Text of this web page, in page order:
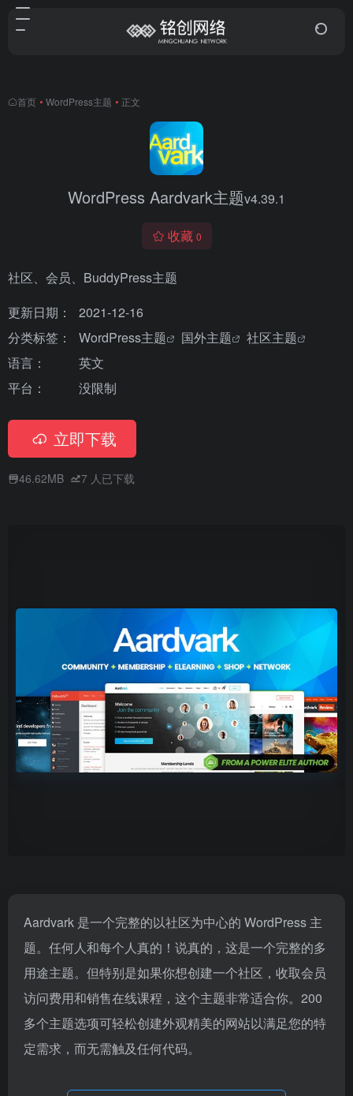
首页 • WordPress主题 • 正文
WordPress Aardvark主题v4.39.1
收藏 0
社区、会员、BuddyPress主题
更新日期：
2021-12-16
分类标签：
WordPress主题 国外主题
社区主题
语言：
英文
平台：
没限制
立即下载
46.62MB 7 人已下载
Aardvark 是一个完整的以社区为中心的 WordPress 主
题。任何人和每个人真的！说真的，这是一个完整的多
用途主题。但特别是如果你想创建一个社区，收取会员
访问费用和销售在线课程，这个主题非常适合你。200
多个主题选项可轻松创建外观精美的网站以满足您的特
定需求，而无需触及任何代码。